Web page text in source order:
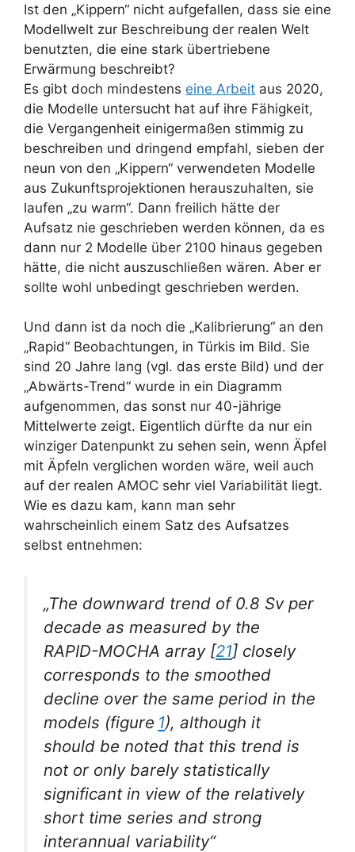
Ist den „Kippern“ nicht aufgefallen, dass sie eine
Modellwelt zur Beschreibung der realen Welt
benutzten, die eine stark übertriebene
Erwärmung beschreibt?
Es gibt doch mindestens eine Arbeit aus 2020,
die Modelle untersucht hat auf ihre Fähigkeit,
die Vergangenheit einigermaßen stimmig zu
beschreiben und dringend empfahl, sieben der
neun von den „Kippern“ verwendeten Modelle
aus Zukunftsprojektionen herauszuhalten, sie
laufen „zu warm“. Dann freilich hätte der
Aufsatz nie geschrieben werden können, da es
dann nur 2 Modelle über 2100 hinaus gegeben
hätte, die nicht auszuschließen wären. Aber er
sollte wohl unbedingt geschrieben werden.
Und dann ist da noch die „Kalibrierung“ an den
„Rapid“ Beobachtungen, in Türkis im Bild. Sie
sind 20 Jahre lang (vgl. das erste Bild) und der
„Abwärts-Trend“ wurde in ein Diagramm
aufgenommen, das sonst nur 40-jährige
Mittelwerte zeigt. Eigentlich dürfte da nur ein
winziger Datenpunkt zu sehen sein, wenn Äpfel
mit Äpfeln verglichen worden wäre, weil auch
auf der realen AMOC sehr viel Variabilität liegt.
Wie es dazu kam, kann man sehr
wahrscheinlich einem Satz des Aufsatzes
selbst entnehmen:
„The downward trend of 0.8 Sv per
decade as measured by the
RAPID-MOCHA array [21] closely
corresponds to the smoothed
decline over the same period in the
models (figure 1), although it
should be noted that this trend is
not or only barely statistically
significant in view of the relatively
short time series and strong
interannual variability“